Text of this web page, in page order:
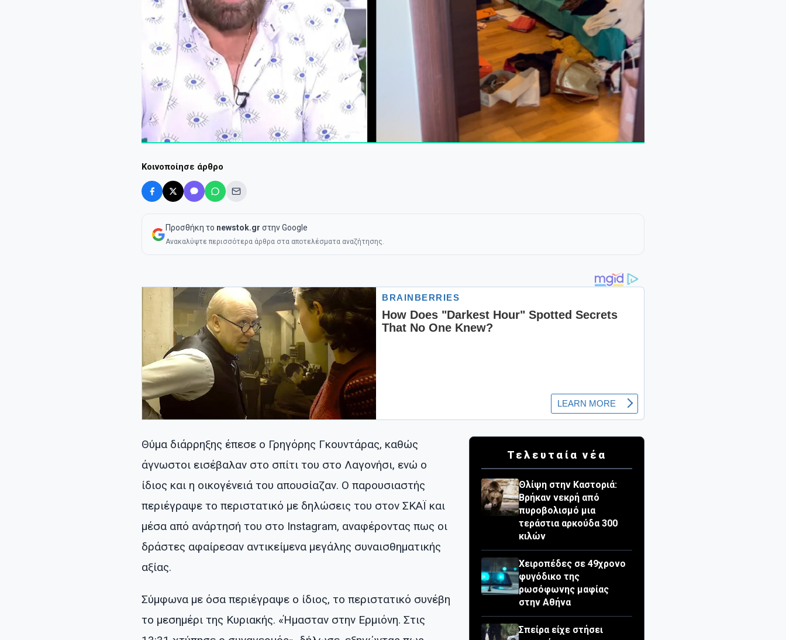
Κοινοποίησε άρθρο
Προσθήκη το newstok.gr στην Google
Ανακαλύψτε περισσότερα άρθρα στα αποτελέσματα αναζήτησης.
Τελευταία νέα
Θλίψη στην Καστοριά:
Βρήκαν νεκρή από
πυροβολισμό μια
τεράστια αρκούδα 300
κιλών
Χειροπέδες σε 49χρονο
φυγόδικο της
ρωσόφωνης μαφίας
στην Αθήνα
Σπείρα είχε στήσει
Θύμα διάρρηξης έπεσε ο Γρηγόρης Γκουντάρας, καθώς
άγνωστοι εισέβαλαν στο σπίτι του στο Λαγονήσι, ενώ ο
ίδιος και η οικογένειά του απουσίαζαν. Ο παρουσιαστής
περιέγραψε το περιστατικό με δηλώσεις του στον ΣΚΑΪ και
μέσα από ανάρτησή του στο Instagram, αναφέροντας πως οι
δράστες αφαίρεσαν αντικείμενα μεγάλης συναισθηματικής
αξίας.
Σύμφωνα με όσα περιέγραψε ο ίδιος, το περιστατικό συνέβη
το μεσημέρι της Κυριακής. «Ήμασταν στην Ερμιόνη. Στις